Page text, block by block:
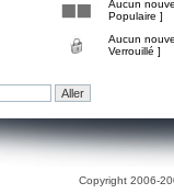
Aucun
Populaire ]
Aucun
Verrouillé ]
Copyright 2006-